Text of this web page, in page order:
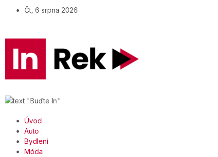
Čt, 6 srpna 2026
Úvod
Auto
Bydlení
Móda